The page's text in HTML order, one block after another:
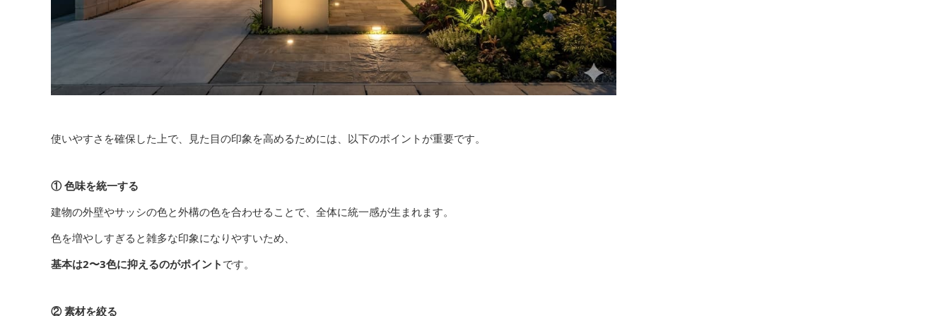
使いやすさを確保した上で、見た目の印象を高めるためには、以下のポイントが重要です。
① 色味を統一する
建物の外壁やサッシの色と外構の色を合わせることで、全体に統一感が生まれます。
色を増やしすぎると雑多な印象になりやすいため、
基本は2〜3色に抑えるのがポイント です。
② 素材を絞る